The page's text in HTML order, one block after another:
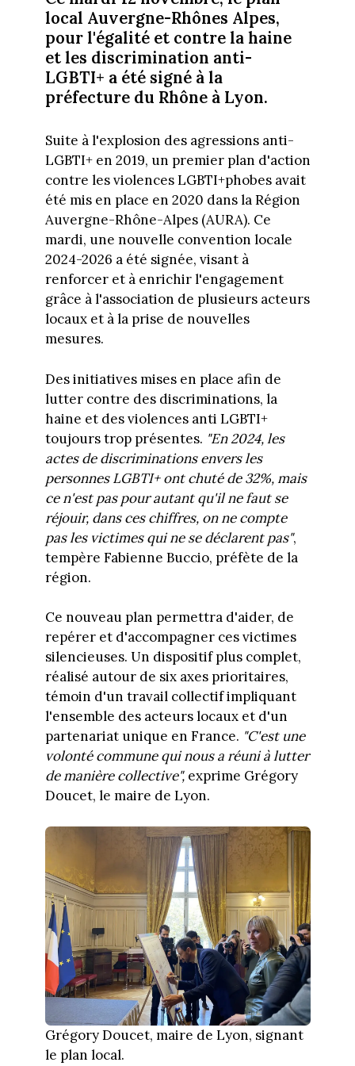
local Auvergne-Rhônes Alpes,
pour l'égalité et contre la haine
et les discrimination anti-
LGBTI+ a été signé à la
préfecture du Rhône à Lyon.
Suite à l'explosion des agressions anti-
LGBTI+ en 2019, un premier plan d'action
contre les violences LGBTI+phobes avait
été mis en place en 2020 dans la Région
Auvergne-Rhône-Alpes (AURA). Ce
mardi, une nouvelle convention locale
2024-2026 a été signée, visant à
renforcer et à enrichir l'engagement
grâce à l'association de plusieurs acteurs
locaux et à la prise de nouvelles
mesures.
Des initiatives mises en place afin de
lutter contre des discriminations, la
haine et des violences anti LGBTI+
toujours trop présentes. "En 2024, les
actes de discriminations envers les
personnes LGBTI+ ont chuté de 32%, mais
ce n'est pas pour autant qu'il ne faut se
réjouir, dans ces chiffres, on ne compte
pas les victimes qui ne se déclarent pas",
tempère Fabienne Buccio, préfète de la
région.
Ce nouveau plan permettra d'aider, de
repérer et d'accompagner ces victimes
silencieuses. Un dispositif plus complet,
réalisé autour de six axes prioritaires,
témoin d'un travail collectif impliquant
l'ensemble des acteurs locaux et d'un
partenariat unique en France. "C'est une
volonté commune qui nous a réuni à lutter
de manière collective",exprime Grégory
Doucet, le maire de Lyon.
Grégory Doucet, maire de Lyon, signant
le plan local.